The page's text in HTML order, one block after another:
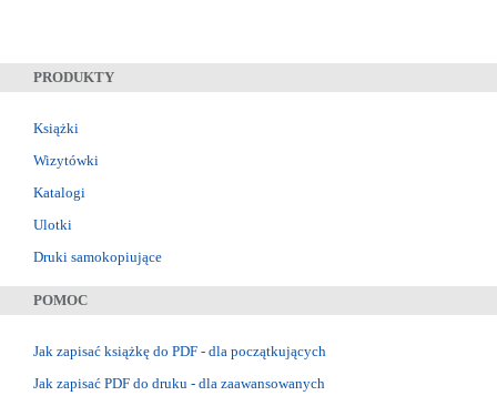
PRODUKTY
Książki
Wizytówki
Katalogi
Ulotki
Druki samokopiujące
POMOC
Jak zapisać książkę do PDF - dla początkujących
Jak zapisać PDF do druku - dla zaawansowanych